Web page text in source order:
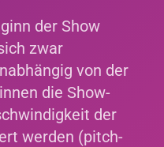
der Show
zwar
von der
die Show-
der
werden (pitch-